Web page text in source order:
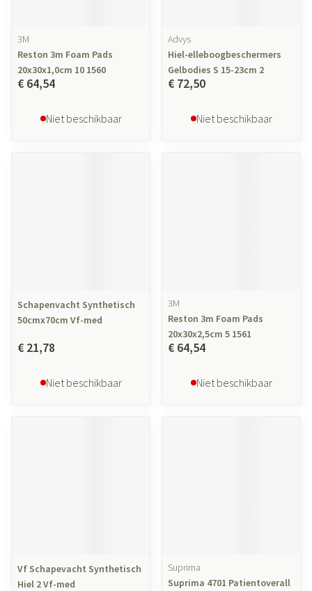
3M
Reston 3m Foam Pads
20x30x1,0cm 10 1560
€ 64,54
Niet beschikbaar
Advys
Hiel-elleboogbeschermers
Gelbodies S 15-23cm 2
€ 72,50
Niet beschikbaar
Schapenvacht Synthetisch
50cmx70cm Vf-med
€ 21,78
Niet beschikbaar
3M
Reston 3m Foam Pads
20x30x2,5cm 5 1561
€ 64,54
Niet beschikbaar
Vf Schapevacht Synthetisch
Hiel 2 Vf-med
Suprima
Suprima 4701 Patientoverall